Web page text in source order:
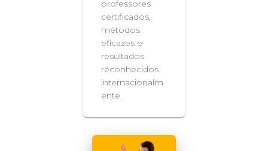
professores
certificados,
métodos
eficazes e
resultados
reconhecidos
internacionalm
ente.